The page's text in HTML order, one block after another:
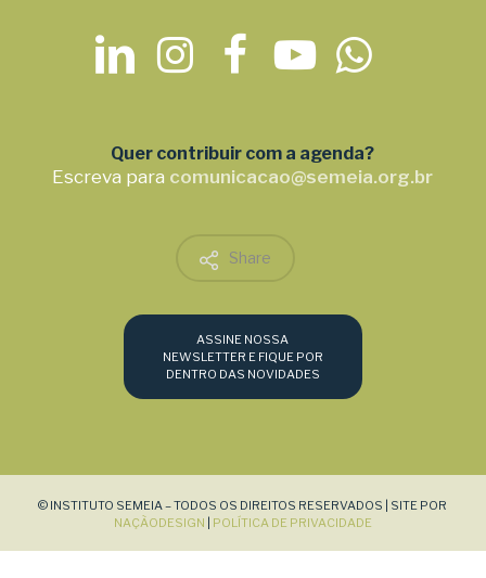
Quer contribuir com a agenda?
Escreva para comunicacao@semeia.org.br
Share
ASSINE NOSSA
NEWSLETTER E FIQUE POR
DENTRO DAS NOVIDADES
© INSTITUTO SEMEIA – TODOS OS DIREITOS RESERVADOS | SITE POR
NAÇÃODESIGN | POLÍTICA DE PRIVACIDADE